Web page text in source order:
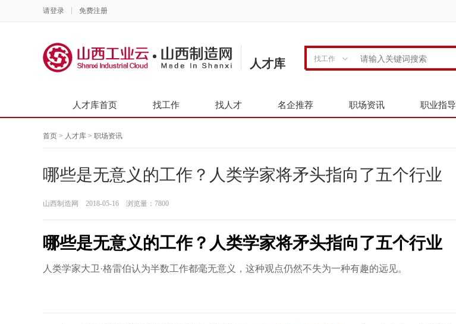
请登录 免费注册
人才库 找工作
人才库首页 找工作 找人才 名企推荐 职场资讯 职业指导
首页 > 人才库 > 职场资讯
哪些是无意义的工作？人类学家将矛头指向了五个行业
山西制造网 2018-05-16 浏览量：7800
哪些是无意义的工作？人类学家将矛头指向了五个行业
人类学家大卫·格雷伯认为半数工作都毫无意义，这种观点仍然不失为一种有趣的远见。